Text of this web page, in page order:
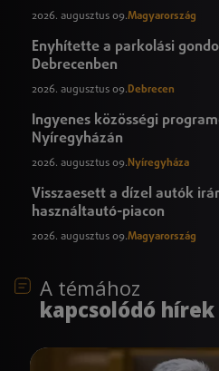
2026. augusztus 09.Magyarország
Enyhítette a parkolási
Debrecenben
2026. augusztus 09.Debrecen
Ingyenes közösségi
Nyíregyházán
2026. augusztus 09. Nyíregyháza
Visszaesett a dízel autók
használtautó-piacon
2026. augusztus 09.Magyarország
A témához
kapcsolódó hírek